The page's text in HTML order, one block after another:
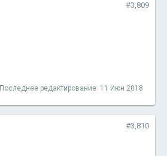
#3,809
Последнее редактирование: 11 Июн 2018
#3,810